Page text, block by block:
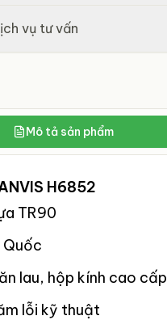
vụ tư vấn
Mô tả sản phẩm
H6852
TR90
Quốc
lau, hộp kính cao cấp
lỗi kỹ thuật